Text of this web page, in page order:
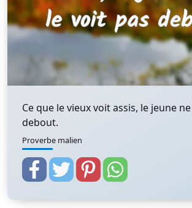
Ce que le vieux voit assis, le jeune
debout.
Proverbe malien